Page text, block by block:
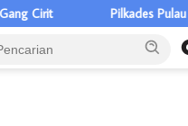
Pilkades Pulau Rakyat Tua 5